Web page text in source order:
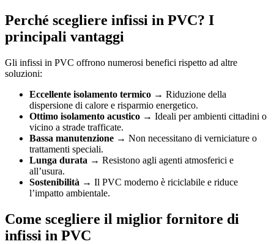
Perché scegliere infissi in PVC? I
principali vantaggi
Gli infissi in PVC offrono numerosi benefici rispetto ad altre
soluzioni:
Eccellente isolamento termico → Riduzione della
dispersione di calore e risparmio energetico.
Ottimo isolamento acustico → Ideali per ambienti cittadini o
vicino a strade trafficate.
Bassa manutenzione → Non necessitano di verniciature o
trattamenti speciali.
Lunga durata → Resistono agli agenti atmosferici e
all’usura.
Sostenibilità → Il PVC moderno è riciclabile e riduce
l’impatto ambientale.
Come scegliere il miglior fornitore di
infissi in PVC